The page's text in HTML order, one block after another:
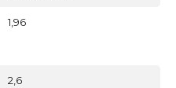
1,96
2,6